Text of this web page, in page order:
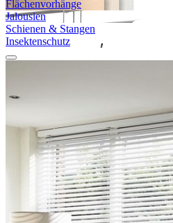
Flächen­vorhänge
Jalousien
Schienen & Stangen
Insekten­schutz